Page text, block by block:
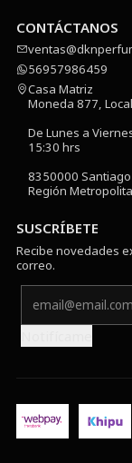
CONTÁCTANOS
56957986459
Casa Matriz
Moneda 877,
De Lunes a
15:30 hrs
8350000
Región
SUSCRÍBETE
Recibe novedades
correo.